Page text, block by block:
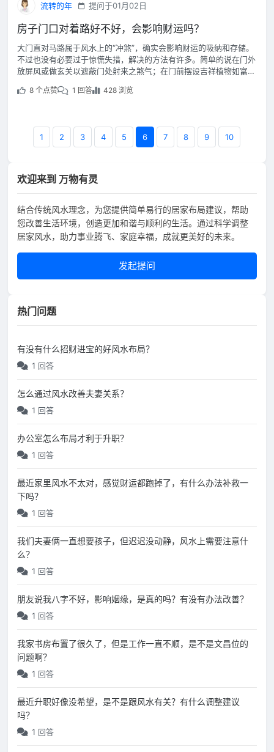
流转的年 提问于01月02日
房子门口对着路好不好，会影响财运吗？
大门直对马路属于风水上的“冲煞”，确实会影响财运的吸纳和存储。
不过也没有必要过于惊慌失措，解决的方法有许多。简单的说在门外
放屏风或做玄关以遮蔽门处射来之煞气；在门前摆设吉祥植物如富贵
8 个点赞 1 回答 428 浏览
1 2 3 4 5 6 7 8 9 10
欢迎来到 万物有灵
结合传统风水理念，为您提供简单易行的居家布局建议，帮助
您改善生活环境，创造更加和谐与顺利的生活。通过科学调整
居家风水，助力事业腾飞、家庭幸福，成就更美好的未来。
发起提问
热门问题
有没有什么招财进宝的好风水布局？
1 回答
怎么通过风水改善夫妻关系？
1 回答
办公室怎么布局才利于升职？
1 回答
最近家里风水不太对，感觉财运都跑掉了，有什么办法补救一
下吗？
1 回答
我们夫妻俩一直想要孩子，但迟迟没动静，风水上需要注意什
么？
1 回答
朋友说我八字不好，影响姻缘，是真的吗？有没有办法改善？
1 回答
我家书房布置了很久了，但是工作一直不顺，是不是文昌位的
问题啊？
1 回答
最近升职好像没希望，是不是跟风水有关？有什么调整建议
吗？
1 回答